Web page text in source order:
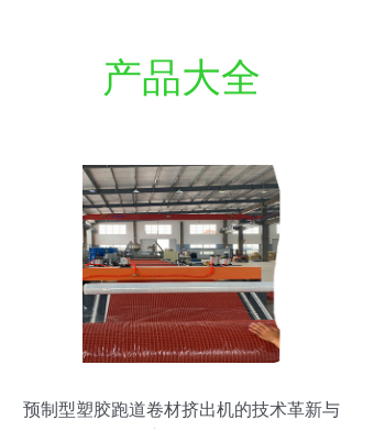
产品大全
预制型塑胶跑道卷材挤出机的技术革新与